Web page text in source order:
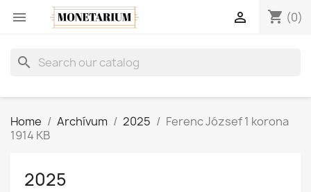
 shopping_cart (0)

search
Home Archívum 2025
Ferenc József 1 korona
1914 KB
2025